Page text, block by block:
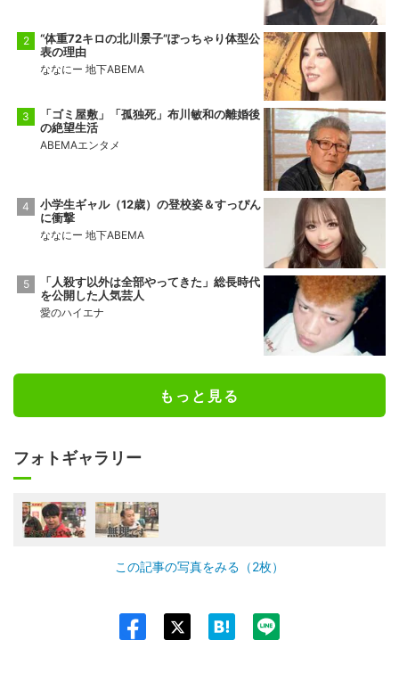
“体重72キロの北川景子”ぽっちゃり体型公
表の理由
ななにー 地下ABEMA
「ゴミ屋敷」「孤独死」布川敏和の離婚後
の絶望生活
ABEMAエンタメ
小学生ギャル（12歳）の登校姿＆すっぴん
に衝撃
ななにー 地下ABEMA
「人殺す以外は全部やってきた」総長時代
を公開した人気芸人
愛のハイエナ
もっと見る
フォトギャラリー
この記事の写真をみる（2枚）